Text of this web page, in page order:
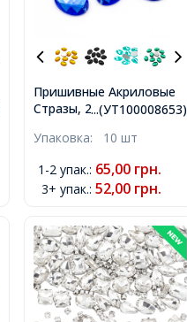
...(УТ100008653)
Пришивные Акриловые
Стразы, 2 отверстия,
Размер: 18х13х5мм, Отв-
Упаковка: 10 шт
1-2 упак.: 65,00 грн.
3+ упак.: 52,00 грн.